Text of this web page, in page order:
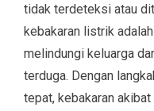
tidak terdeteksi atau
kebakaran listrik
melindungi keluarga
terduga. Dengan
tepat, kebakaran